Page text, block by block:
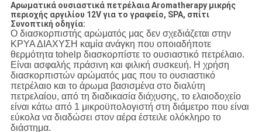
Αρωματικά ουσιαστικά πετρέλαια Aromatherapy μικρής
περιοχής αργιλίου 12V για το γραφείο, SPA, σπίτι
Συνοπτική οδηγία:
Ο διασκορπιστής αρώματός μας δεν σχεδιάζεται στην
ΚΡΥΑ ΔΙΑΧΥΣΗ καμία ανάγκη που οποιαδήποτε
θερμότητα tohelp διασκορπίστε το ουσιαστικό πετρέλαιο.
Είναι ασφαλής πράσινη και φιλική συσκευή. Η χρήση
διασκορπιστών αρώματός μας που το ουσιαστικό
πετρέλαιο και το άρωμα βασισμένα στο διαλύτη
πετρελαίου, από τη διαδικασία διάχυσης, το ελαιοδοχείο
είναι κάτω από 1 μικροϋπολογιστή στη διάμετρο που είναι
εύκολα να διαδώσει στον αέρα έστειλε ολόκληρο το
διάστημα.